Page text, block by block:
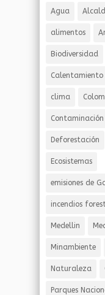
Agua
alimentos
Biodiversidad
clima
Contaminación
Deforestación
Ecosistemas
emisiones de
incendios
Medellin
Minambiente
Naturaleza
Parques